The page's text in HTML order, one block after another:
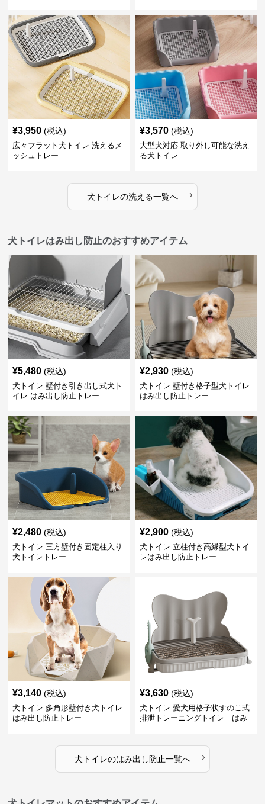
¥3,950 (税込)
広々フラット犬トイレ 洗えるメ
ッシュトレー
¥3,570 (税込)
大型犬対応 取り外し可能な洗え
る犬トイレ
犬トイレの洗える一覧へ ›
犬トイレはみ出し防止のおすすめアイテム
¥5,480 (税込)
犬トイレ 壁付き引き出し式犬ト
イレ はみ出し防止トレー
¥2,930 (税込)
犬トイレ 壁付き格子型犬トイレ
はみ出し防止トレー
¥2,480 (税込)
犬トイレ 三方壁付き固定柱入り
犬トイレトレー
¥2,900 (税込)
犬トイレ 立柱付き高縁型犬トイ
レはみ出し防止トレー
¥3,140 (税込)
犬トイレ 多角形壁付き犬トイレ
はみ出し防止トレー
¥3,630 (税込)
犬トイレ 愛犬用格子状すのこ式
排泄トレーニングトイレ はみ
犬トイレのはみ出し防止一覧へ ›